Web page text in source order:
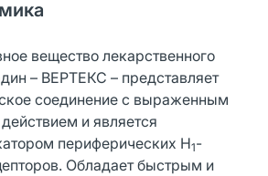
вещество лекарственного
– ВЕРТЕКС – представляет
соединение с выраженным
и является
периферических Н1-
Обладает быстрым и